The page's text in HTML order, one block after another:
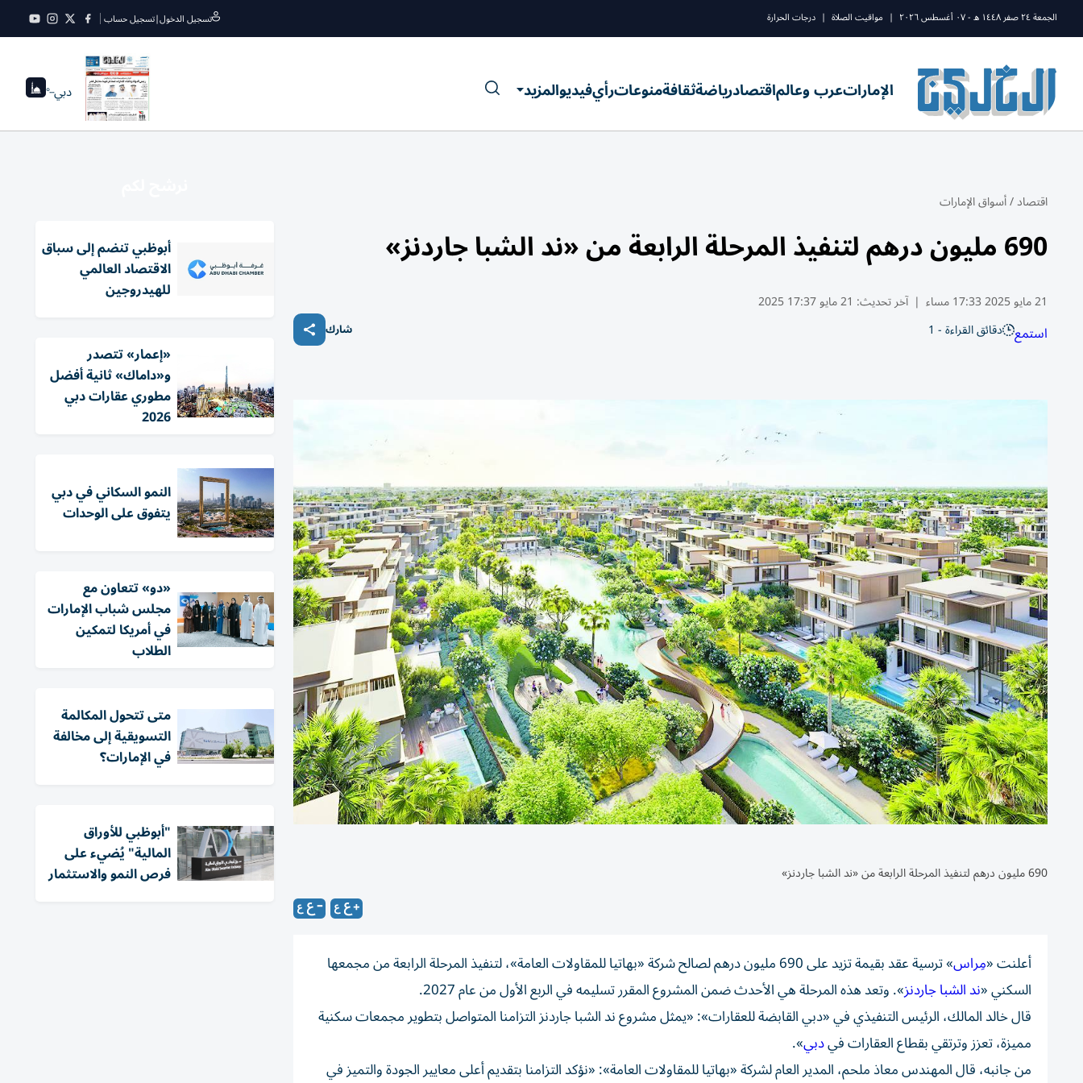
الجمعة ٢٤ صفر ١٤٤٨ ه - ٠٧ أغسطس ٢٠٢٦ | مواقيت الصلاة | درجات الحرارة تسجيل الدخول|تسجيل حساب
الإماراتعرب وعالماقتصادرياضةثقافةمنوعاترأيفيديوالمزيد دبي--°
اقتصاد/أسواق الإمارات
690 مليون درهم لتنفيذ المرحلة الرابعة من «ند الشبا جاردنز»
21 مايو 2025 17:33 مساء | آخر تحديث: 21 مايو 17:37 2025
استمع دقائق القراءة - 1 شارك
690 مليون درهم لتنفيذ المرحلة الرابعة من «ند الشبا جاردنز»
أعلنت «مِراس
» ترسية عقد بقيمة تزيد على 690 مليون درهم لصالح شركة «بهاتيا للمقاولات العامة»، لتنفيذ المرحلة الرابعة من مجمعها
السكني «ند الشبا جاردنز». وتعد هذه المرحلة هي الأحدث ضمن المشروع المقرر تسليمه في الربع الأول من عام 2027.
قال خالد المالك، الرئيس التنفيذي في «دبي القابضة للعقارات»: «يمثل مشروع ند الشبا جاردنز التزامنا المتواصل بتطوير مجمعات سكنية
مميزة، تعزز وترتقي بقطاع العقارات فيدبي».
من جانبه، قال المهندس معاذ ملحم، المدير العام لشركة «بهاتيا للمقاولات العامة»: «نؤكد التزامنا بتقديم أعلى معايير الجودة والتميز في
أبوظبي تنضم إلى سباق
الاقتصاد العالمي
للهيدروجين
«إعمار» تتصدر
و«داماك» ثانية أفضل
مطوري عقارات دبي
2026
النمو السكاني في دبي
يتفوق على الوحدات
«دو» تتعاون مع
مجلس شباب الإمارات
في أمريكا لتمكين
الطلاب
متى تتحول المكالمة
التسويقية إلى مخالفة
في الإمارات؟
"أبوظبي للأوراق
المالية" يُضيء على
فرص النمو والاستثمار